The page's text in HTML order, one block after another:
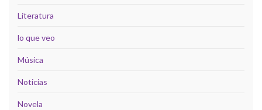
Literatura
lo que veo
Música
Noticias
Novela